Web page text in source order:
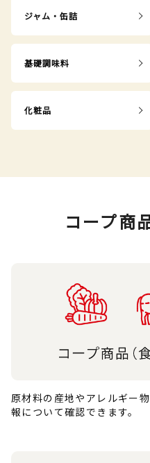
ジャム・缶詰
基礎調味料
化粧品
コープ商
原材料の産地やアレルギー
報について確認できます。